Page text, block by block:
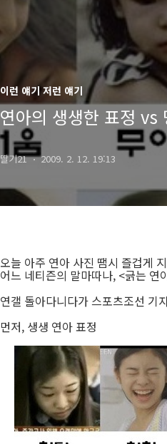
이런 얘기 저런 얘기
연아의 생생한 표정 vs
딸기21 2009. 2. 12. 19:13
오늘 아주 연아 사진 땜시 즐겁게
어느 네티즌의 말마따나, <긁는 연
연갤 돌아다니다가 스포츠조선 기
먼저, 생생 연아 표정